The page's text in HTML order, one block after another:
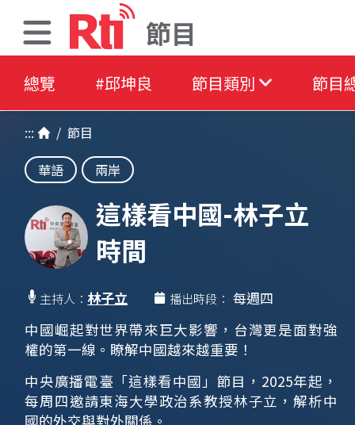
節目
總覽 #邱坤良 節目類別 節目
::: / 節目
華語
兩岸
這樣看中國-林子立
時間
主持人： 林子立 播出時段： 每週四
中國崛起對世界帶來巨大影響，台灣更是面對強
權的第一線。瞭解中國越來越重要！
中央廣播電臺「這樣看中國」節目，2025年起，
每周四邀請東海大學政治系教授林子立，解析中
國的外交與對外關係。